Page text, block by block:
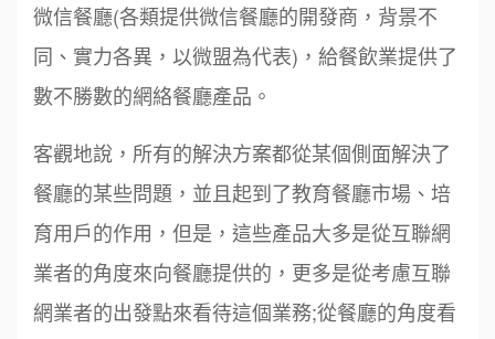
微信餐廳(各類提供微信餐廳的開發商，背景不
同、實力各異，以微盟為代表)，給餐飲業提供了
數不勝數的網絡餐廳產品。
客觀地說，所有的解決方案都從某個側面解決了
餐廳的某些問題，並且起到了教育餐廳市場、培
育用戶的作用，但是，這些產品大多是從互聯網
業者的角度來向餐廳提供的，更多是從考慮互聯
網業者的出發點來看待這個業務;從餐廳的角度看